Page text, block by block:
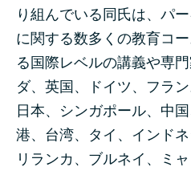
り組んでいる同氏は、パ
に関する数多くの教育コ
る国際レベルの講義や専
ダ、英国、ドイツ、フラ
日本、シンガポール、中
港、台湾、タイ、インド
リランカ、ブルネイ、ミ